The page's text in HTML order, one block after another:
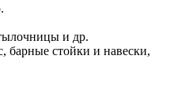
и др.
барные стойки и навески,